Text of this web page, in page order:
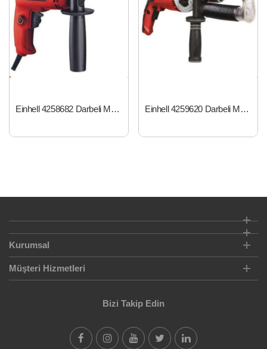
Einhell 4258682 Darbeli Matkap 650 W TC-ID 650 E Einhell 4259620 Darbeli Matkap 1050 W TE-ID 1050 CE
Kurumsal
Müşteri Hizmetleri
Bizi Takip Edin